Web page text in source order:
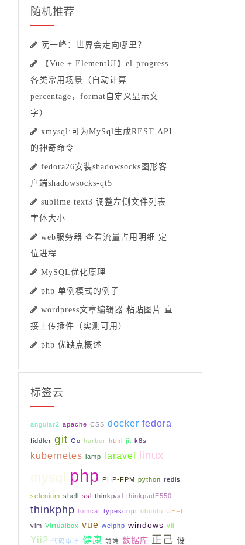
随机推荐
阮一峰：世界会走向哪里？
【Vue + ElementUI】el-progress
各类常用场景（自动计算
percentage，format自定义显示文
字）
xmysql:可为MySql生成REST API
的神奇命令
fedora26安装shadowsocks图形客
户端shadowsocks-qt5
sublime text3 调整左侧文件列表
字体大小
web服务器 查看流量占用明细 定
位进程
MySQL优化原理
php 单例模式的例子
wordpress文章编辑器 粘贴图片 直
接上传插件（实测可用）
php 优缺点概述
标签云
angular2 apache CSS docker fedora
fiddler git Go harbor html jit k8s
kubernetes lamp laravel linux
mysql php PHP-FPM python redis
selenium shell ssl thinkpad thinkpadE550
thinkphp tomcat typescript ubuntu UEFI
vim Virtualbox vue weiphp windows yii
Yii2 代码审计 健康 前端 数据库 正己 设